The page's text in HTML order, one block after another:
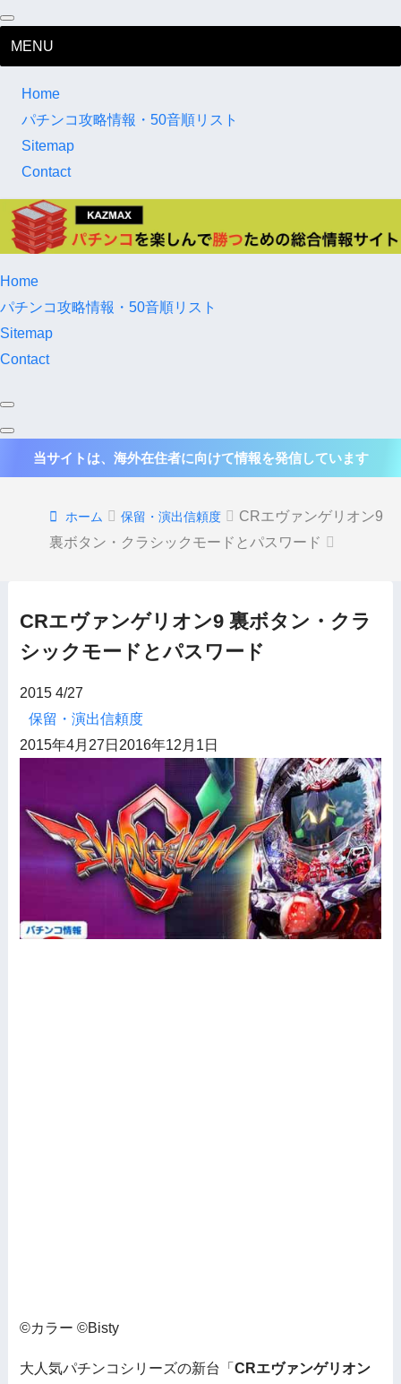
MENU
Home
パチンコ攻略情報・50音順リスト
Sitemap
Contact
Home
パチンコ攻略情報・50音順リスト
Sitemap
Contact
当サイトは、海外在住者に向けて情報を発信しています
ホーム 保留・演出信頼度
CRエヴァンゲリオン9
裏ボタン・クラシックモードとパスワード
CRエヴァンゲリオン9 裏ボタン・クラ
シックモードとパスワード
2015 4/27
保留・演出信頼度
2015年4月27日 2016年12月1日
©カラー ©Bisty
大人気パチンコシリーズの新台「CRエヴァンゲリオン